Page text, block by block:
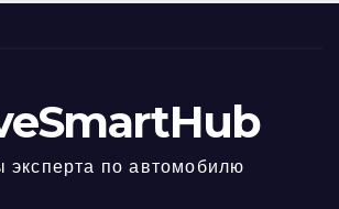
эксперта по автомобилю